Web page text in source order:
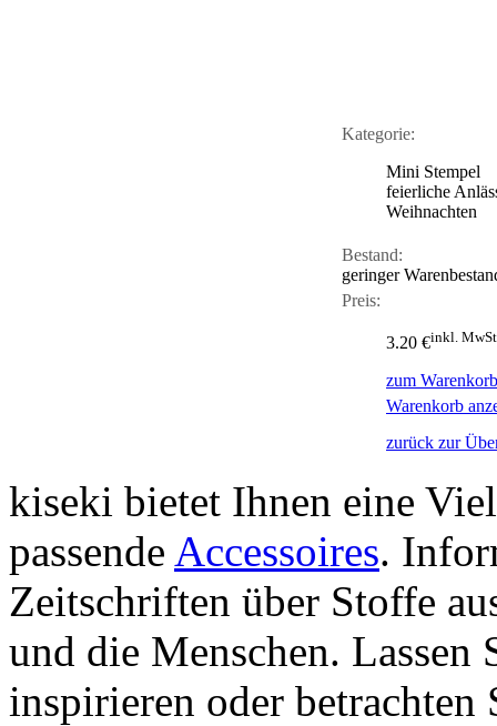
Kategorie:
Mini Stempel
feierliche
Weihnachten
Bestand:
geringer
Preis:
3.20 €inkl.
zum
Warenkorb
zurück zur
kiseki bietet Ihnen eine
passende Accessoires.
Zeitschriften über Stoffe
und die Menschen.
inspirieren oder betrachten